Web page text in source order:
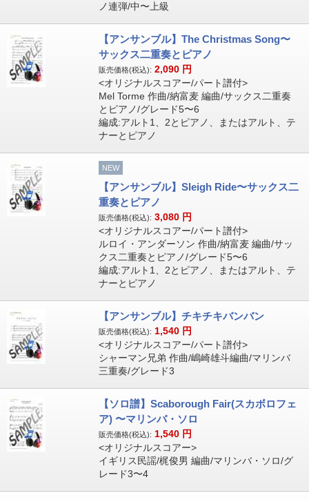
ノ連弾/中〜上級
【アンサンブル】The Christmas Song〜
サックス二重奏とピアノ
販売価格(税込): 2,090 円
<オリジナルスコアー/パート譜付>
Mel Torme 作曲/納富麦 編曲/サックス二重奏
とピアノ/グレード5〜6
編成:アルト1、2とピアノ、またはアルト、テ
ナーとピアノ
NEW
【アンサンブル】Sleigh Ride〜サックス二
重奏とピアノ
販売価格(税込): 3,080 円
<オリジナルスコアー/パート譜付>
ルロイ・アンダーソン 作曲/納富麦 編曲/サッ
クス二重奏とピアノ/グレード5〜6
編成:アルト1、2とピアノ、またはアルト、テ
ナーとピアノ
【アンサンブル】チキチキバンバン
販売価格(税込): 1,540 円
<オリジナルスコアー/パート譜付>
シャーマン兄弟 作曲/嶋崎雄斗編曲/マリンバ
三重奏/グレード3
【ソロ譜】Scaborough Fair(スカボロフェ
ア) 〜マリンバ・ソロ
販売価格(税込): 1,540 円
<オリジナルスコアー>
イギリス民謡/梶俊男 編曲/マリンバ・ソロ/グ
レード3〜4